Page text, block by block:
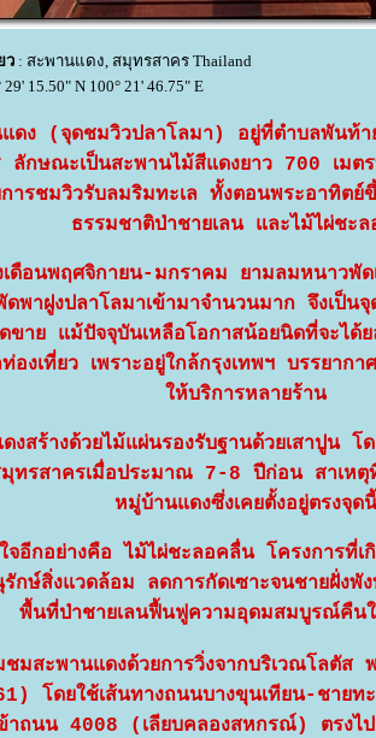
ว : สะพานแดง, สมุทรสาคร Thailand
29' 15.50" N 100° 21' 46.75" E
ดง (จุดชมวิวปลาโลมา) อยู่ที่ตำบลพันท้า
ลักษณะเป็นสะพานไม้สีแดงยาว 700 เมต
การชมวิวรับลมริมทะเล ทั้งตอนพระอาทิต
ธรรมชาติป่าชายเลน และไม้ไผ่ชะ
เดือนพฤศจิกายน-มกราคม ยามลมหนาวพั
ดพาฝูงปลาโลมาเข้ามาจำนวนมาก จึงเป็น
ขาย แม้ปัจจุบันเหลือโอกาสน้อยนิดที่จะได้
องเที่ยว เพราะอยู่ใกล้กรุงเทพฯ บรรยาก
ห้บริการหลายร้าน
งสร้างด้วยไม้แผ่นรองรับฐานด้วยเสาปูน โ
มุทรสาครเมื่อประมาณ 7-8 ปีก่อน สาเหตุ
หมู่บ้านแดงซึ่งเคยตั้งอยู่ตรงจุดนี้
จอีกอย่างคือ ไม้ไผ่ชะลอคลื่น โครงการที่
รักษ์สิ่งแวดล้อม ลดการกัดเซาะจนชายฝั่งพั
พื้นที่ป่าชายเลนฟื้นฟูความอุดมสมบูรณ์คืน
ชมสะพานแดงด้วยการวิ่งจากบริเวณโลตัส
โดยใช้เส้นทางถนนบางขุนเทียน-ชายท
ข้าถนน 4008 (เลียบคลองสหกรณ์) ตรง